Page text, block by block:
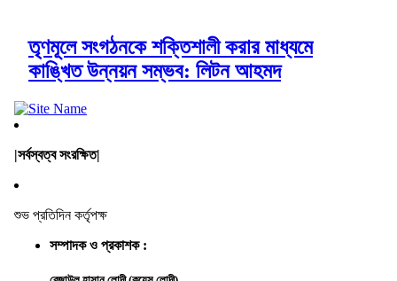
তৃণমূলে সংগঠনকে শক্তিশালী করার মাধ্যমে
কাঙ্খিত উন্নয়ন সম্ভব: লিটন আহমদ
|সর্বস্বত্ব সংরক্ষিত|
শুভ প্রতিদিন কর্তৃপক্ষ
সম্পাদক ও প্রকাশক :